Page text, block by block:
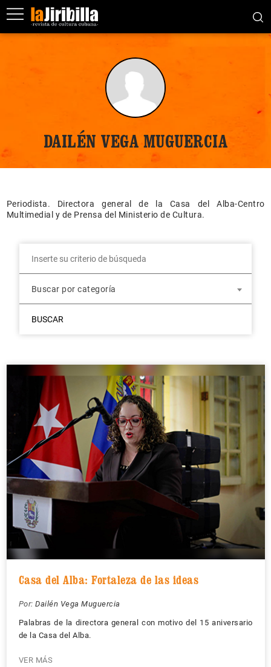
DAILÉN VEGA MUGUERCIA
Periodista. Directora general de la Casa del Alba-Centro
Multimedial y de Prensa del Ministerio de Cultura.
Buscar por categoría
BUSCAR
Casa del Alba: Fortaleza de las ideas
Por: Dailén Vega Muguercia
Palabras de la directora general con motivo del 15 aniversario
de la Casa del Alba.
VER MÁS